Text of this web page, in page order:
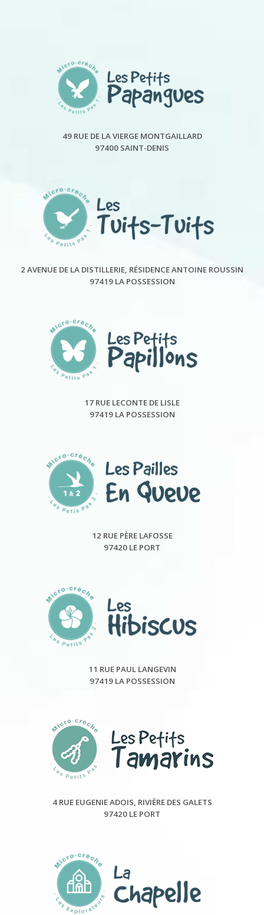
49 RUE DE LA VIERGE MONTGAILLARD
97400 SAINT-DENIS
2 AVENUE DE LA DISTILLERIE, RÉSIDENCE ANTOINE ROUSSIN
97419 LA POSSESSION
17 RUE LECONTE DE LISLE
97419 LA POSSESSION
12 RUE PÈRE LAFOSSE
97420 LE PORT
11 RUE PAUL LANGEVIN
97419 LA POSSESSION
4 RUE EUGENIE ADOIS, RIVIÈRE DES GALETS
97420 LE PORT